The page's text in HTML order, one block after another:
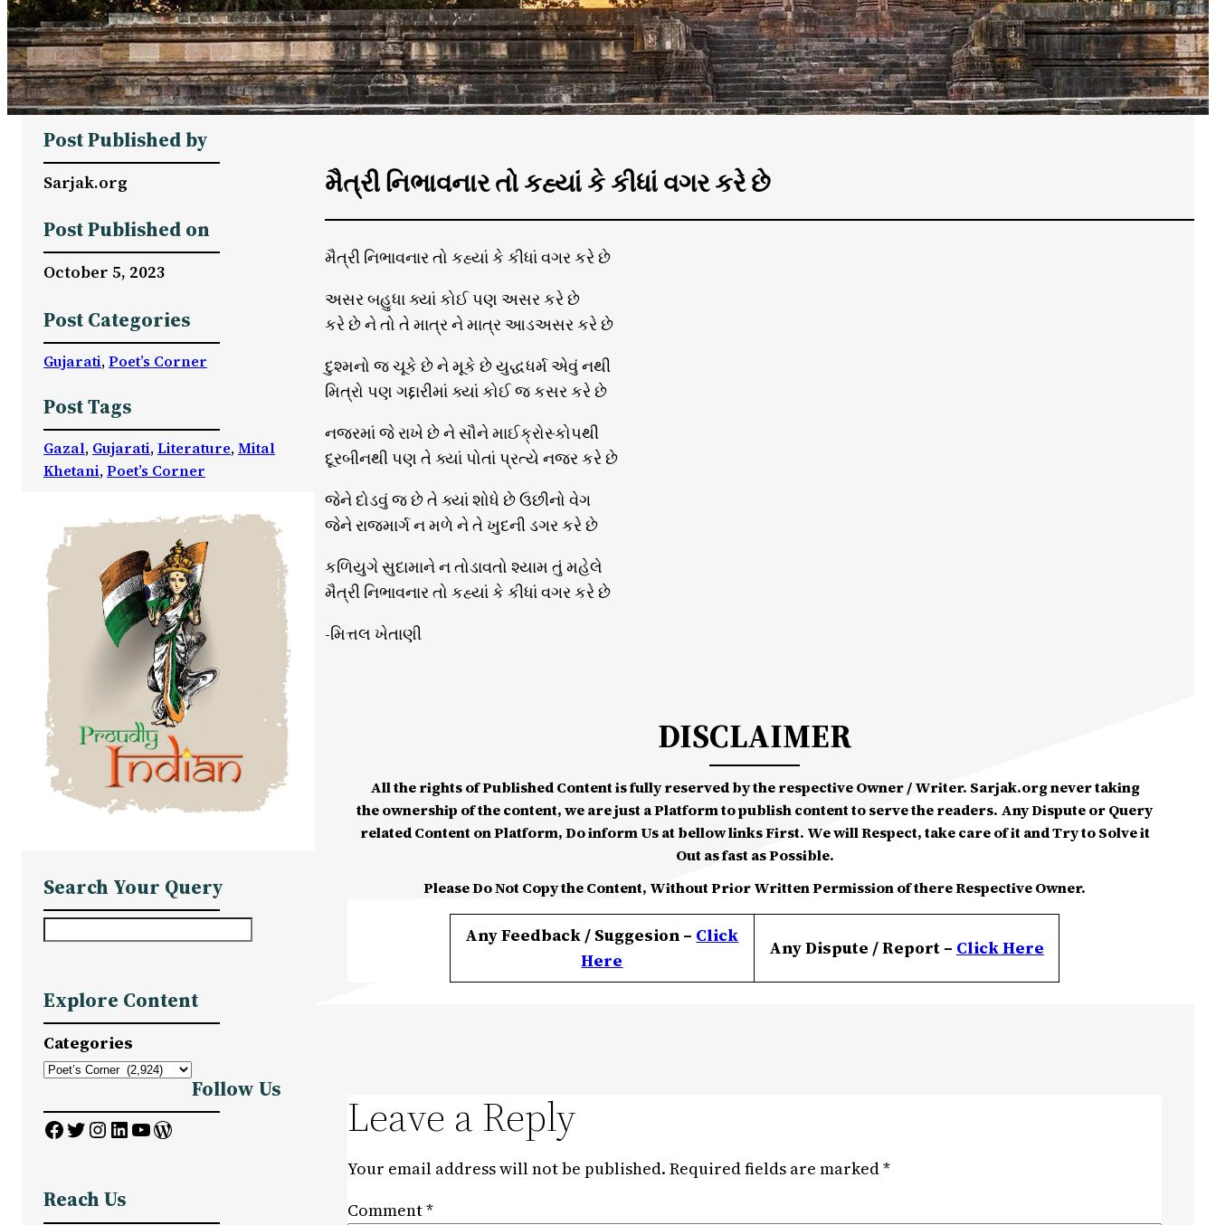
Post Published by
Sarjak.org
Post Published on
October 5, 2023
Post Categories
Gujarati, Poet’s Corner
Post Tags
Gazal, Gujarati, Literature, Mital
Khetani, Poet’s Corner
Search Your Query
r
c
h
Explore Content
Categories
Follow Us
Facebook Twitter InstagramLinkedIn YouTube WordPress
Reach Us
મૈત્રી નિભાવનાર તો કહ્યાં કે કીધાં વગર કરે છે
મૈત્રી નિભાવનાર તો કહ્યાં કે કીધાં વગર કરે છે
અસર બહુધા ક્યાં કોઈ પણ અસર કરે છે
કરે છે ને તો તે માત્ર ને માત્ર આડઅસર કરે છે
દુશ્મનો જ ચૂકે છે ને મૂકે છે યુદ્ધધર્મ એવું નથી
મિત્રો પણ ગદ્દારીમાં ક્યાં કોઈ જ કસર કરે છે
નજરમાં જે રાખે છે ને સૌને માઈક્રોસ્કોપથી
દૂરબીનથી પણ તે ક્યાં પોતાં પ્રત્યે નજર કરે છે
જેને દોડવું જ છે તે ક્યાં શોધે છે ઉછીનો વેગ
જેને રાજમાર્ગ ન મળે ને તે ખુદની ડગર કરે છે
કળિયુગે સુદામાને ન તોડાવતો શ્યામ તું મહેલે
મૈત્રી નિભાવનાર તો કહ્યાં કે કીધાં વગર કરે છે
-મિત્તલ ખેતાણી
DISCLAIMER
All the rights of Published Content is fully reserved by the respective Owner / Writer. Sarjak.org never taking
the ownership of the content, we are just a Platform to publish content to serve the readers. Any Dispute or Query
related Content on Platform, Do inform Us at bellow links First. We will Respect, take care of it and Try to Solve it
Out as fast as Possible.
Please Do Not Copy the Content, Without Prior Written Permission of there Respective Owner.
Any Feedback / Suggesion – Click
Here
Any Dispute / Report – ClickHere
Leave a Reply
Your email address will not be published. Required fields are marked*
Comment*